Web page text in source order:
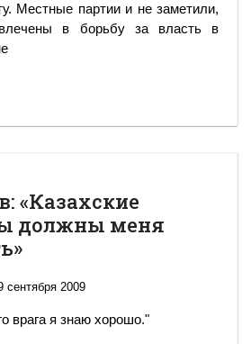
Местные партии и не заметили,
в борьбу за власть в
«Казахские
должны меня
сентября 2009
врага я знаю хорошо."